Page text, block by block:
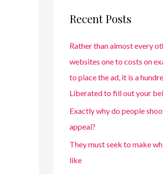
Recent Posts
Rather than almost every
websites one to costs on
to place the ad, it is a
Liberated to fill out your
Exactly why do people
appeal?
They must seek to make
like